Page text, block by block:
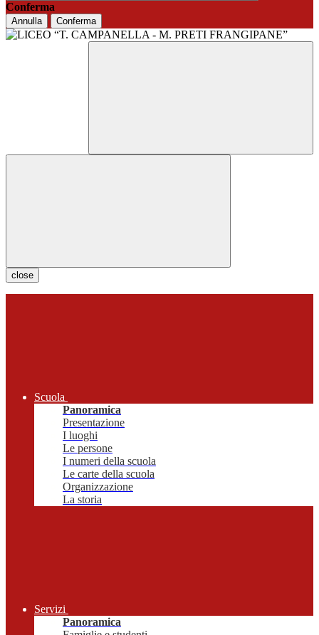
Conferma
Annulla Conferma
close
Scuola
Panoramica
Presentazione
I luoghi
Le persone
I numeri della scuola
Le carte della scuola
Organizzazione
La storia
Servizi
Panoramica